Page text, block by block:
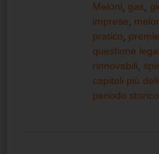
Meloni
gas
imprese
pratico
questione
rinnovabili
capitoli più
periodo